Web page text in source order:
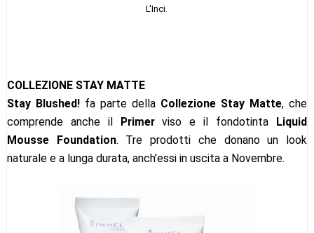
L'Inci.
COLLEZIONE STAY MATTE
Stay Blushed!fa parte della Collezione Stay Matte, che
comprende anche il Primerviso e il fondotinta Liquid
Mousse Foundation. Tre prodotti che donano un look
naturale e a lunga durata, anch'essi in uscita a Novembre.